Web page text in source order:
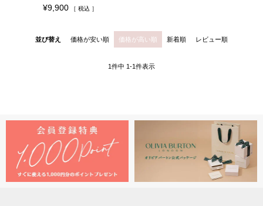
¥9,900 税込
並び替え 価格が安い順 価格が高い順 新着順 レビュー順
1件中 1-1件表示